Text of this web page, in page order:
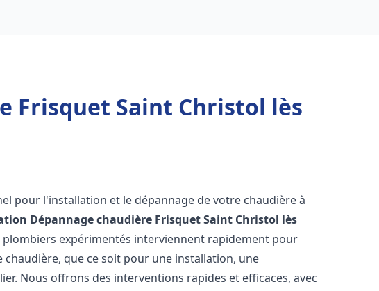
Frisquet Saint Christol lès
pour l'installation et le dépannage de votre chaudière à
Dépannage chaudière FrisquetSaint Christol lès
plombiers expérimentés interviennent rapidement pour
que ce soit pour une installation, une
Nous offrons des interventions rapides et efficaces, avec